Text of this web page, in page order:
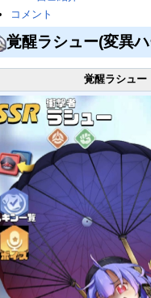
コメント
覚醒ラシュー(変異
覚醒ラシュー